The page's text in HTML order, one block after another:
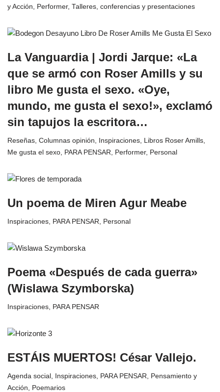
y Acción, Performer, Talleres, conferencias y presentaciones
La Vanguardia | Jordi Jarque: «La
que se armó con Roser Amills y su
libro Me gusta el sexo. «Oye,
mundo, me gusta el sexo!», exclamó
sin tapujos la escritora…
Reseñas, Columnas opinión, Inspiraciones, Libros Roser Amills,
Me gusta el sexo, PARA PENSAR, Performer, Personal
Un poema de Miren Agur Meabe
Inspiraciones, PARA PENSAR, Personal
Poema «Después de cada guerra»
(Wislawa Szymborska)
Inspiraciones, PARA PENSAR
ESTÁIS MUERTOS! César Vallejo.
Agenda social , Inspiraciones, PARA PENSAR, Pensamiento y
Acción, Poemarios